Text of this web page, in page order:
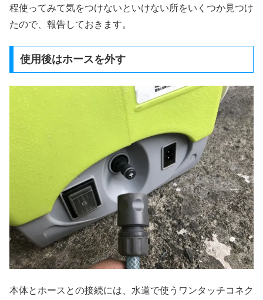
程使ってみて気をつけないといけない所をいくつか見つけ
たので、報告しておきます。
使用後はホースを外す
本体とホースとの接続には、水道で使うワンタッチコネク